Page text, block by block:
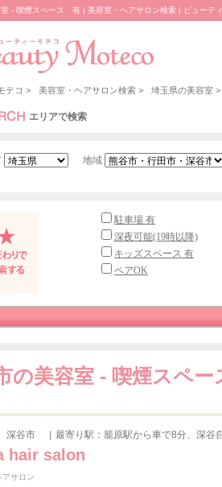
- 喫煙スペース 有 | 美容室・ヘアサロン検索 | ビューテ
テコ > 美容室・ヘアサロン検索 > 埼玉県の美容室 >
エリアで検索
地域
駐車場 有
深夜可能(19時以降)
キッズスペース 有
ペアOK
の美容室 - 喫煙スペ
深谷市 ［ 最寄り駅：籠原駅から車で8分、深谷
hair salon
アサロン